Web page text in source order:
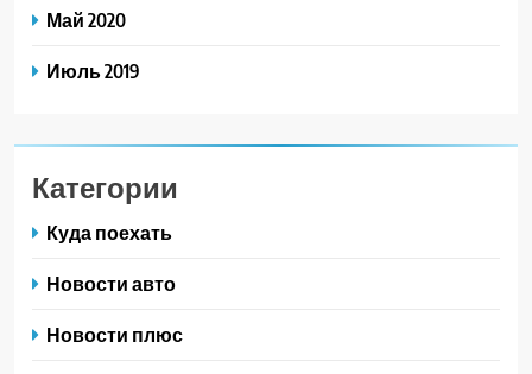
Май 2020
Июль 2019
Категории
Куда поехать
Новости авто
Новости плюс